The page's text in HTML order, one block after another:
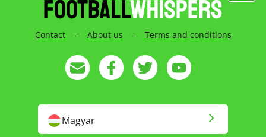
Contact - About us - Terms and conditions
Magyar